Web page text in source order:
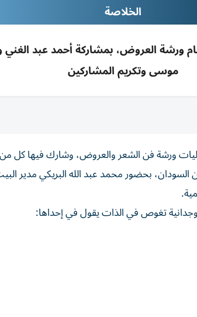
الخلاصة
ورشة العروض، بمشاركة أحمد عبد الغني
موسى وتكريم المشاركين
ورشة فن الشعر والعروض، وشارك فيها كل
بحضور محمد عبد الله البريكي مدير
تغوص في الذات يقول في إحداها: